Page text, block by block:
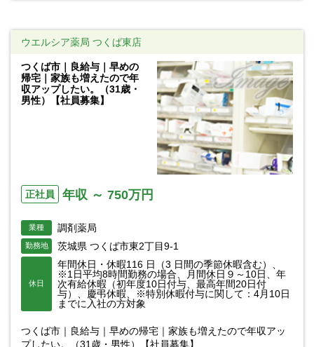
ウエルシア薬局 つくば東店
つくば市｜良給与｜早めの
帰宅｜家族も増えたので年
収アップしたい。（31歳・
男性）【社員募集】
正社員 年収 ～ 750万円
業種 調剤薬局
勤務地 茨城県 つくば市東2丁目9-1
休日
年間休日・休暇116 日（3 日間の季節休暇含む）、
※1日平均8時間勤務の場合、月間休日９～10日、年
次有給休暇（初年度10日付与、最高年間20日付
与）、慶弔休暇、※特別休暇付与に関して：4月10日
までに入社の方対象
つくば市｜良給与｜早めの帰宅｜家族も増えたので年収アッ
プしたい。（31歳・男性）【社員募集】